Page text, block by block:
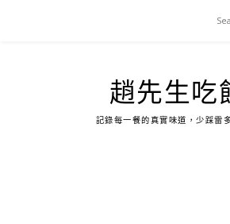
趙先生吃
記錄每一餐的真實味道，少踩雷